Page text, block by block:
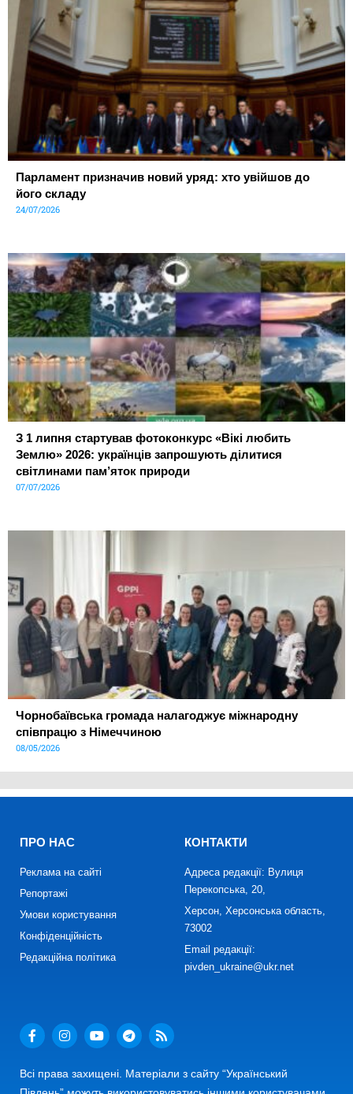
Парламент призначив новий уряд: хто увійшов до
його складу
24/07/2026
З 1 липня стартував фотоконкурс «Вікі любить
Землю» 2026: українців запрошують ділитися
світлинами пам’яток природи
07/07/2026
Чорнобаївська громада налагоджує міжнародну
співпрацю з Німеччиною
08/05/2026
ПРО НАС
Реклама на сайті
Репортажі
Умови користування
Конфіденційність
Редакційна політика
КОНТАКТИ
Адреса редакції: Вулиця
Перекопська, 20,
Херсон, Херсонська область,
73002
Email редакції:
pivden_ukraine@ukr.net
Всі права захищені. Матеріали з сайту “Український